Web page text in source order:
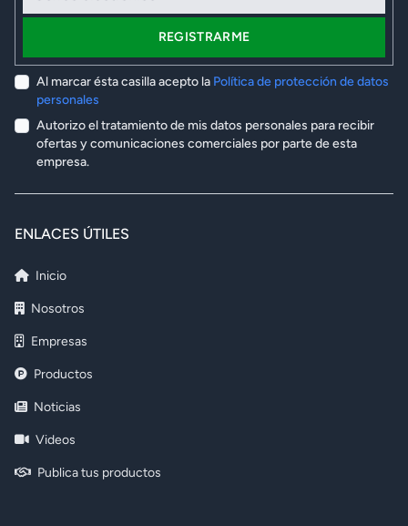
REGISTRARME
Al marcar ésta casilla acepto la Política de protección de datos
personales
Autorizo el tratamiento de mis datos personales para recibir
ofertas y comunicaciones comerciales por parte de esta
empresa.
ENLACES ÚTILES
Inicio
Nosotros
Empresas
Productos
Noticias
Videos
Publica tus productos